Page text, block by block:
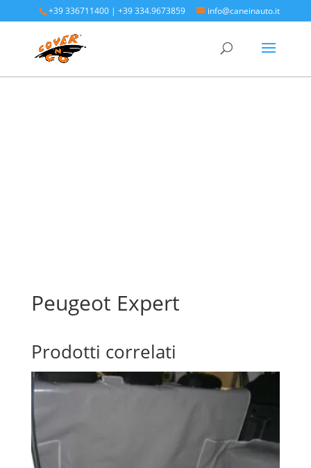
+39 336711400 |+39 334.9673859 info@caneinauto.it
Home/SALVA BAULE - Vasca Telo Copribaule
Auto/SALVA BAULE PEUGEOT
Peugeot Expert
Prodotti correlati